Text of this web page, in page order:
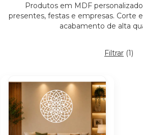
Produtos em MDF
presentes, festas e empresas. Corte
acabamento de alta
Filtrar (1)